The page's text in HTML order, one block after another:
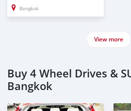
Bangkok
View more
Buy 4 Wheel Drives &
Bangkok